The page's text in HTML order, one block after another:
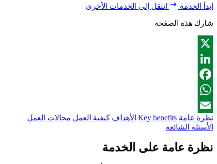
ابدأ الخدمة
انتقل إلى الخدمات الأخرى
شارك هذه الصفحة
X
LinkedIn
Facebook
WhatsApp
Email
نظرة عامة Key benefits الأهداف كيفية العمل مجالات العمل
الأسئلة الشائعة
نظرة عامة على الخدمة